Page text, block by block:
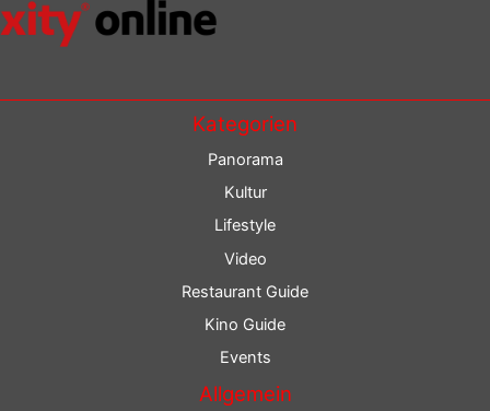
Kategorien
Panorama
Kultur
Lifestyle
Video
Restaurant Guide
Kino Guide
Events
Allgemein